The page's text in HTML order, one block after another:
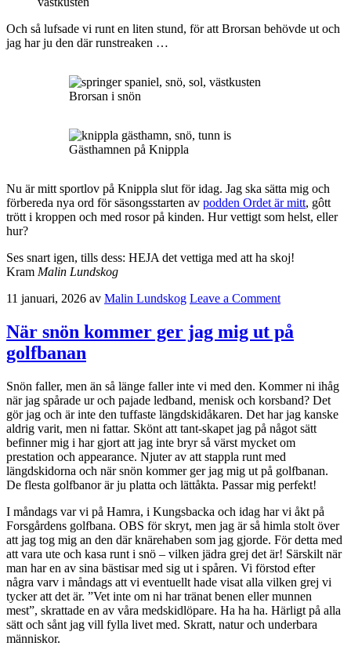
Och så lufsade vi runt en liten stund, för att Brorsan behövde ut och
jag har ju den där runstreaken …
Brorsan i snön
Gästhamnen på Knippla
Nu är mitt sportlov på Knippla slut för idag. Jag ska sätta mig och
förbereda nya ord för säsongsstarten av podden Ordet är mitt, gôtt
trött i kroppen och med rosor på kinden. Hur vettigt som helst, eller
hur?
Ses snart igen, tills dess: HEJA det vettiga med att ha skoj!
Kram Malin Lundskog
11 januari, 2026 av Malin Lundskog Leave a Comment
När snön kommer ger jag mig ut på
golfbanan
Snön faller, men än så länge faller inte vi med den. Kommer ni ihåg
när jag spårade ur och pajade ledband, menisk och korsband? Det
gör jag och är inte den tuffaste längdskidåkaren. Det har jag kanske
aldrig varit, men ni fattar. Skönt att tant-skapet jag på något sätt
befinner mig i har gjort att jag inte bryr så värst mycket om
prestation och appearance. Njuter av att stappla runt med
längdskidorna och när snön kommer ger jag mig ut på golfbanan.
De flesta golfbanor är ju platta och lättåkta. Passar mig perfekt!
I måndags var vi på Hamra, i Kungsbacka och idag har vi åkt på
Forsgårdens golfbana. OBS för skryt, men jag är så himla stolt över
att jag tog mig an den där knärehaben som jag gjorde. För detta med
att vara ute och kasa runt i snö – vilken jädra grej det är! Särskilt när
man har en av sina bästisar med sig ut i spåren. Vi förstod efter
några varv i måndags att vi eventuellt hade visat alla vilken grej vi
tycker att det är. ”Vet inte om ni har tränat benen eller munnen
mest”, skrattade en av våra medskidlöpare. Ha ha ha. Härligt på alla
sätt och sånt jag vill fylla livet med. Skratt, natur och underbara
människor.